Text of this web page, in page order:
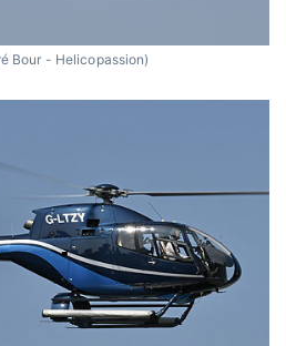
Bour - Helicopassion)